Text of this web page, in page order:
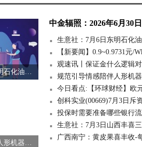
中金辐照：2026年6月30
生意社：7月6日东明石化
观速讯丨保证金什么逻辑
投保时需要准备哪些银行
生意社：7月3日山西丰喜
广西南宁：黄皮果喜丰收-